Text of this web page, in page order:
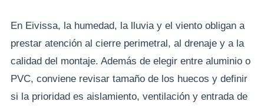
En Eivissa, la humedad, la lluvia y el viento obligan a
prestar atención al cierre perimetral, al drenaje y a la
calidad del montaje. Además de elegir entre aluminio o
PVC, conviene revisar tamaño de los huecos y definir
si la prioridad es aislamiento, ventilación y entrada de